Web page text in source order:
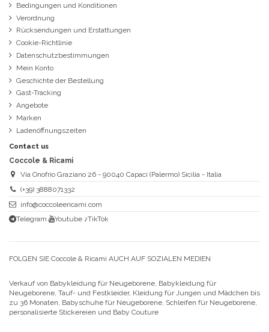
Bedingungen und Konditionen
Verordnung
Rücksendungen und Erstattungen
Cookie-Richtlinie
Datenschutzbestimmungen
Mein Konto
Geschichte der Bestellung
Gast-Tracking
Angebote
Marken
Ladenöffnungszeiten
Contact us
Coccole & Ricami
Via Onofrio Graziano 26 - 90040 Capaci (Palermo) Sicilia - Italia
(+39) 3888071332
info@coccoleericami.com
Telegram
Youtube ♪TikTok
FOLGEN SIE Coccole & Ricami AUCH AUF SOZIALEN MEDIEN
Verkauf von Babykleidung für Neugeborene, Babykleidung für
Neugeborene, Tauf- und Festkleider, Kleidung für Jungen und Mädchen bis
zu 36 Monaten, Babyschuhe für Neugeborene, Schleifen für Neugeborene,
personalisierte Stickereien und Baby Couture